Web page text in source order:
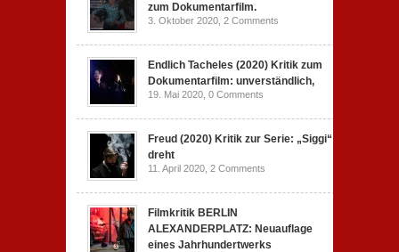
zum Dokumentarfilm.
3. Oktober 2020, 2 Comments
Endlich Tacheles (2020) Kritik zum
Dokumentarfilm: unverständlich,
19. Mai 2020, 0 Comments
Freud (2020) Kritik zur Serie: „Siggi“
dreht
11. April 2020, 2 Comments
Filmkritik BERLIN
ALEXANDERPLATZ: Neuauflage
eines Jahrhundertwerks